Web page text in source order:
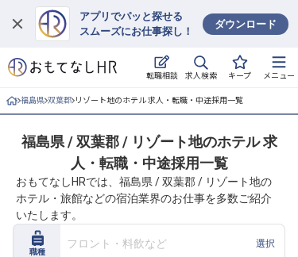
アプリでパッと探せる
スムーズにお仕事探し！
ダウンロード
転職相談 求人検索 キープ メニュー
ログイン
求人・施設を探す
就職・転職 合同説明会
おもてなしHRについて
ご利用の流れ
福島県 双葉郡 リゾート地のホテル 求人・転職・中途採用一覧
福島県 / 双葉郡 / リゾート地のホテル 求
人・転職・中途採用一覧
おもてなしHRでは、福島県 / 双葉郡 / リゾート地の
ホテル・旅館などの宿泊業界のお仕事を多数ご紹介
いたします。
職種
フロント・料飲など 選択